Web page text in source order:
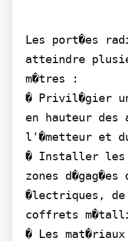
Les port�es
atteindre
m�tres :
� Privil�gier
en hauteur des
l'�metteur et
� Installer les
zones d�gag�es
�lectriques,
coffrets
� Les